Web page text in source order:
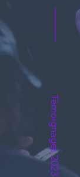
Témoignages 2023